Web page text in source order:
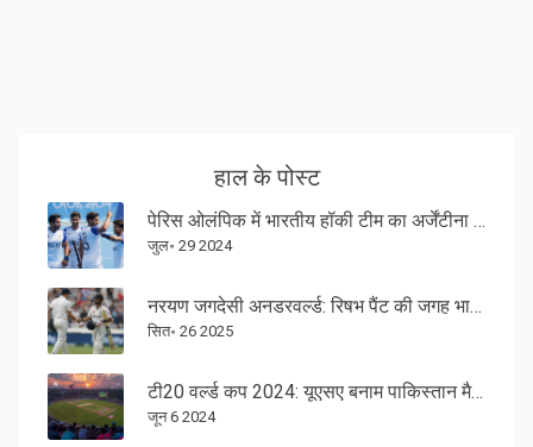
हाल के पोस्ट
पेरिस ओलंपिक में भारतीय हॉकी टीम का अर्जेंटीना से महामुकाबला 29 जुलाई 2024 को
जुल॰ 29 2024
नरयण जगदेसी अनडरवर्ल्ड: रिषभ पैंट की जगह भारत ने चुनी नई विकेटकीपर बॅट्समैन
सित॰ 26 2025
टी20 वर्ल्ड कप 2024: यूएसए बनाम पाकिस्तान मैच का पूर्वावलोकन और विश्लेषण
जून 6 2024